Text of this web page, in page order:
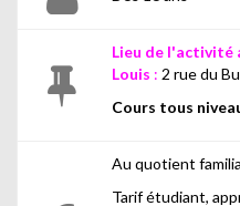
Lieu de l'activité
Louis : 2 rue du
Cours tous
Au quotient
Tarif étudiant,